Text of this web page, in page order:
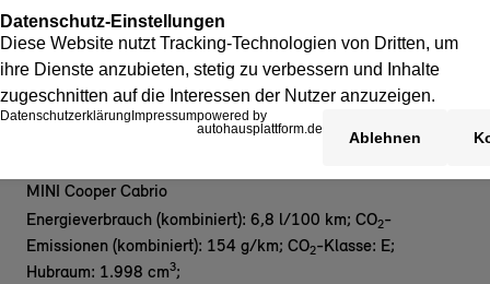
MINI Cooper Cabrio
Energieverbrauch (kombiniert): 6,8 l/100 km; CO2-
Emissionen (kombiniert): 154 g/km; CO2-Klasse: E;
Hubraum: 1.998 cm3;